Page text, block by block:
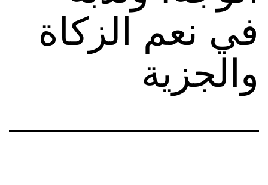
في نعم الزكاة
والجزية